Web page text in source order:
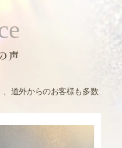
声
道外からのお客様も多数